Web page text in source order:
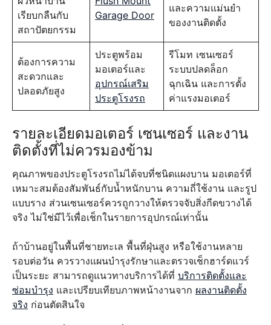
เรียบกลืนกับ
สถาปัตยกรรม
Garage Door
และความแม่นยำ
ของงานติดตั้ง
ต้องการความ
สะดวกและ
ปลอดภัยสูง
ประตูพร้อม
มอเตอร์และ
อุปกรณ์เสริม
ประตูโรงรถ
รีโมท เซนเซอร์
ระบบปลดล็อก
ฉุกเฉิน และการตั้ง
ค่าแรงมอเตอร์
รายละเอียดมอเตอร์ เซนเซอร์ และงาน
ติดตั้งที่ไม่ควรมองข้าม
คุณภาพของประตูโรงรถไม่ได้จบที่ชนิดแผงบาน มอเตอร์ที่
เหมาะสมต้องสัมพันธ์กับน้ำหนักบาน ความถี่ใช้งาน และรูป
แบบราง ส่วนเซนเซอร์ควรถูกวางให้ตรวจจับสิ่งกีดขวางได้
จริง ไม่ใช่มีไว้เพื่อเช็กในรายการอุปกรณ์เท่านั้น
ถ้าบ้านอยู่ในพื้นที่ชายทะเล พื้นที่ฝุ่นสูง หรือใช้งานหลาย
รอบต่อวัน ควรวางแผนบำรุงรักษาและตรวจเช็กฮาร์ดแวร์
เป็นระยะ สามารถดูแนวทางบริการได้ที่ บริการติดตั้งและ
ซ่อมบำรุง และเปรียบเทียบภาพหน้างานจาก ผลงานติดตั้ง
จริง ก่อนตัดสินใจ